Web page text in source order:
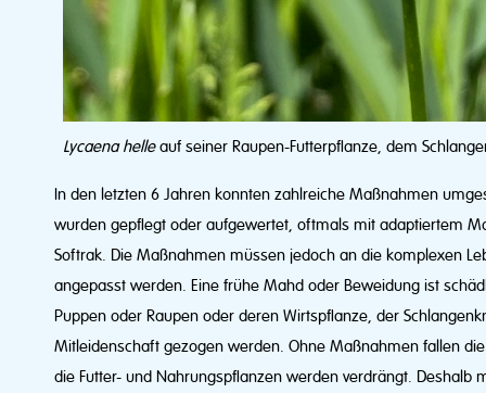
Lycaena helleauf seiner Raupen-Futterpflanze, dem
In den letzten 6 Jahren konnten zahlreiche Maßnahmen
wurden gepflegt oder aufgewertet, oftmals mit adaptiertem
Softrak. Die Maßnahmen müssen jedoch an die komplexen
angepasst werden. Eine frühe Mahd oder Beweidung ist
Puppen oder Raupen oder deren Wirtspflanze, der
Mitleidenschaft gezogen werden. Ohne Maßnahmen fallen
die Futter- und Nahrungspflanzen werden verdrängt. Deshalb